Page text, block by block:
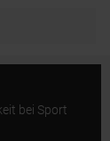
bei Sport